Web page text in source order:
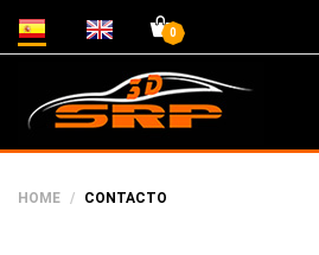
0
HOME CONTACTO